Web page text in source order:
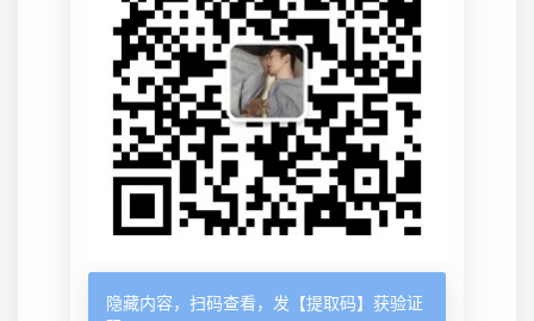
隐藏内容，扫码查看，发【提取码】获验证